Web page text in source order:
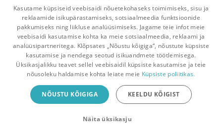
David R. Hamilton
Umbes 8 kuudtagasi
Pealehele Ostukorv Sõnumid Teated Konto
Raamatuvahetuse mobiiliäpp
Vaheta raamatuid veelgi mugavamalt!
Kasutame küpsiseid veebisaidi nõuetekohaseks toimimiseks, sisu ja
reklaamide isikupärastamiseks, sotsiaalmeedia funktsioonide
pakkumiseks ning liikluse analüüsimiseks. Jagame teie infot meie
veebisaidi kasutamise kohta ka meie sotsiaalmeedia, reklaami ja
analüüsipartneritega. Klõpsates „Nõustu kõigiga“, nõustute küpsiste
kasutamise ja nendega seotud isikuandmete töötlemisega.
Üksikasjalikku teavet sellel veebisaidil küpsiste kasutamise ja teie
nõusoleku haldamise kohta leiate meie Küpsiste poliitikas.
NÕUSTU KÕIGIGA KEELDU KÕIGIST
Näita üksikasju